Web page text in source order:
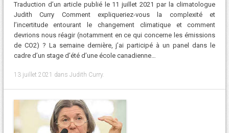
Traduction d’un article publié le 11 juillet 2021 par la climatologue
Judith Curry Comment expliqueriez-vous la complexité et
l’incertitude entourant le changement climatique et comment
devrions nous réagir (notamment en ce qui concerne les émissions
de CO2) ? La semaine dernière, j’ai participé à un panel dans le
cadre d’un stage d’été d’une école canadienne…
13 juillet 2021 dans Judith Curry.